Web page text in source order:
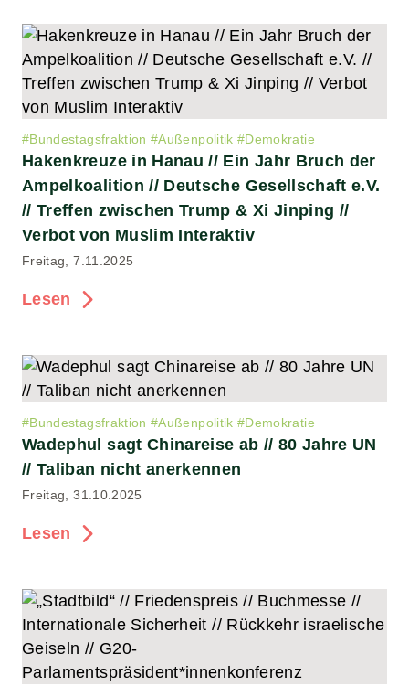
#Bundestagsfraktion #Außenpolitik #Demokratie
Hakenkreuze in Hanau // Ein Jahr Bruch der
Ampelkoalition // Deutsche Gesellschaft e.V.
// Treffen zwischen Trump & Xi Jinping //
Verbot von Muslim Interaktiv
Freitag, 7.11.2025
Lesen
#Bundestagsfraktion #Außenpolitik #Demokratie
Wadephul sagt Chinareise ab // 80 Jahre UN
// Taliban nicht anerkennen
Freitag, 31.10.2025
Lesen